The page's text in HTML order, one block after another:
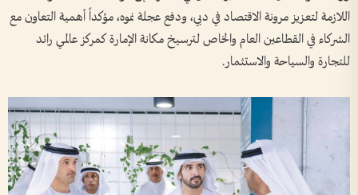
اللازمة لتعزيز مرونة الاقتصاد في دبي، ودفع عجلة نموه، مؤكداً أهمية التعاون مع
الشركاء في القطاعين العام والخاص لترسيخ مكانة الإمارة كمركز عالمي رائد
للتجارة والسياحة والاستثمار.